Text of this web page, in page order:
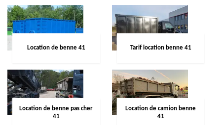
Location de benne 41 Tarif location benne 41
Location de benne pas cher
41
Location de camion benne
41